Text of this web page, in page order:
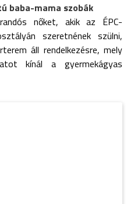
baba-mama szobák
nőket, akik az ÉPC-
szeretnének szülni,
áll rendelkezésre, mely
kínál a gyermekágyas